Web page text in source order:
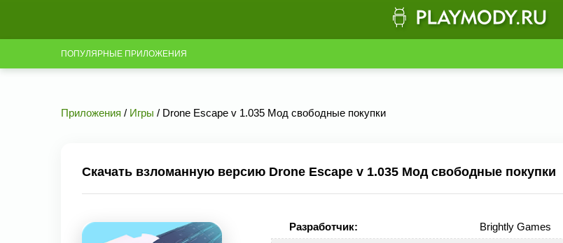
ПОПУЛЯРНЫЕ ПРИЛОЖЕНИЯ
Приложения / Игры / Drone Escape v 1.035 Мод свободные покупки
Скачать взломанную версию Drone Escape v 1.035 Мод свободные покупки
Разработчик:
Brightly Games